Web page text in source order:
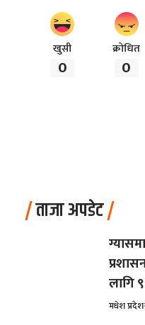
खुसी
0
क्रोधित
0
ताजा अपडेट
लागि
मधेश प्रदेश